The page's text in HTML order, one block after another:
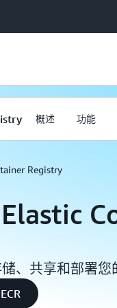
概述 功能
Registry
、共享和部署您